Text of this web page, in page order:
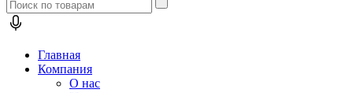
Главная
Компания
О нас